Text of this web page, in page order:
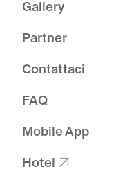
Gallery
Partner
Contattaci
FAQ
Mobile App
Hotel 